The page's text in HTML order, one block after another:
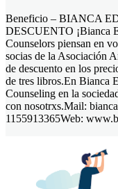
Beneficio – BIANCA
DESCUENTO ¡Bianca
Counselors piensan en
socias de la Asociación
de descuento en los
de tres libros.En Bianca
Counseling en la
con nosotrxs.Mail:
1155913365Web: